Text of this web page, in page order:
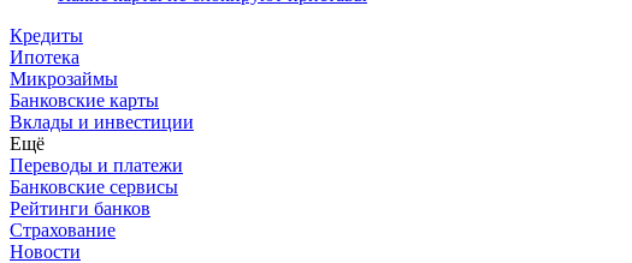
Кредиты
Ипотека
Микрозаймы
Банковские карты
Вклады и инвестиции
Ещё
Переводы и платежи
Банковские сервисы
Рейтинги банков
Страхование
Новости